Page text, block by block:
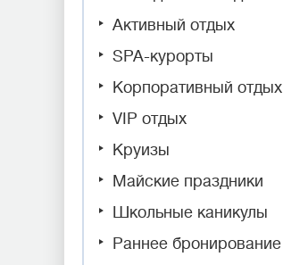
Активный отдых
SPA-курорты
Корпоративный отдых
VIP отдых
Круизы
Майские праздники
Школьные каникулы
Раннее бронирование